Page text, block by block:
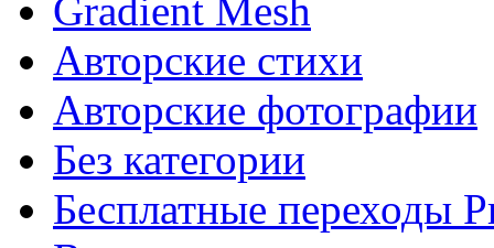
Gradient Mesh
Авторские стихи
Авторские фотографии
Без категории
Бесплатные переходы